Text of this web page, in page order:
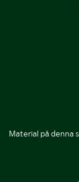
Material på denna